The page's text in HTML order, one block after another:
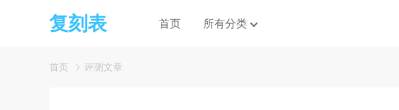
复刻表 首页 所有分类
首页 评测文章